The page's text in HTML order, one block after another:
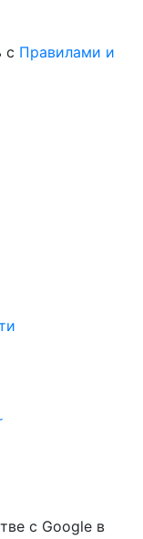
с Правилами и
с Google в